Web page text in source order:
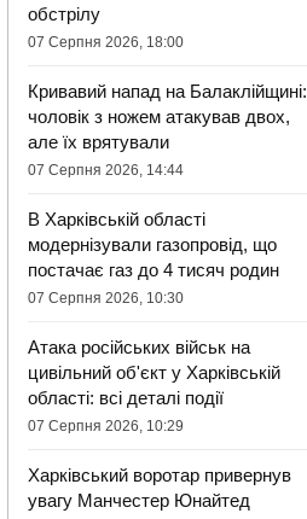
обстрілу
07 Серпня 2026, 18:00
Кривавий напад на Балаклійщині:
чоловік з ножем атакував двох,
але їх врятували
07 Серпня 2026, 14:44
В Харківській області
модернізували газопровід, що
постачає газ до 4 тисяч родин
07 Серпня 2026, 10:30
Атака російських військ на
цивільний об'єкт у Харківській
області: всі деталі події
07 Серпня 2026, 10:29
Харківський воротар привернув
увагу Манчестер Юнайтед